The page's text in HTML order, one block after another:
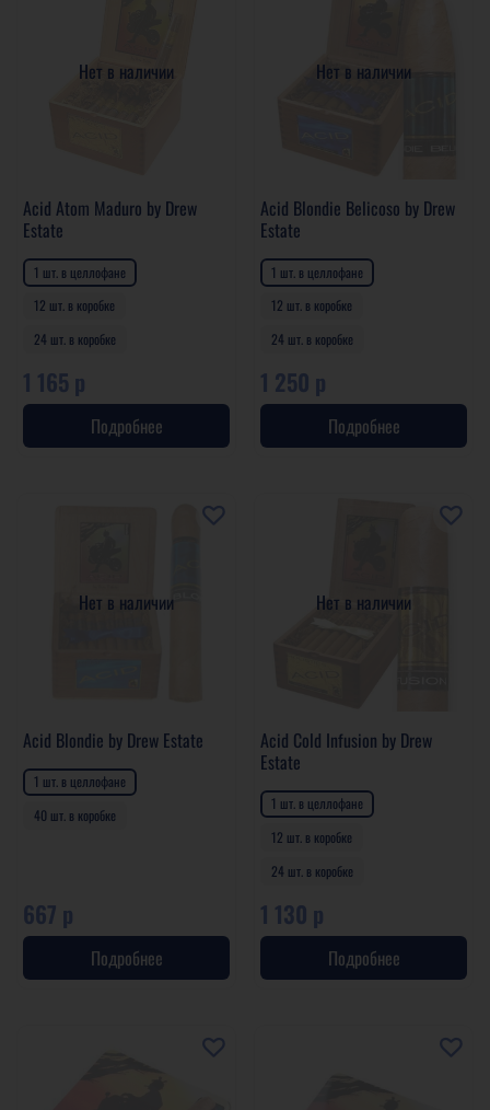
Нет в наличии
Acid Atom Maduro by Drew
Estate
1 шт. в целлофане
12 шт. в коробке
24 шт. в коробке
1 165 р
Подробнее
Нет в наличии
Acid Blondie Belicoso by Drew
Estate
1 шт. в целлофане
12 шт. в коробке
24 шт. в коробке
1 250 р
Подробнее
Нет в наличии
Acid Blondie by Drew Estate
1 шт. в целлофане
40 шт. в коробке
667 р
Подробнее
Нет в наличии
Acid Cold Infusion by Drew
Estate
1 шт. в целлофане
12 шт. в коробке
24 шт. в коробке
1 130 р
Подробнее